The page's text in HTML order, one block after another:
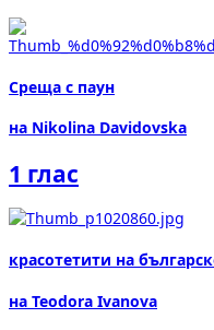
Среща с паун
на Nikolina Davidovska
1 глас
красотетити на
на Teodora Ivanova